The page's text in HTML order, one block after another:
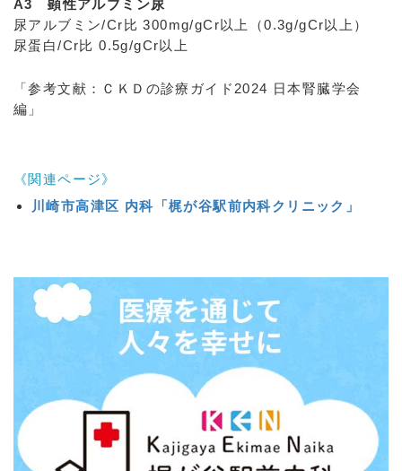
A3 顕性アルブミン尿
尿アルブミン/Cr比 300mg/gCr以上（0.3g/gCr以上）
尿蛋白/Cr比 0.5g/gCr以上
「参考文献：ＣＫＤの診療ガイド2024 日本腎臓学会
編」
《関連ページ》
川崎市高津区 内科「梶が谷駅前内科クリニック」